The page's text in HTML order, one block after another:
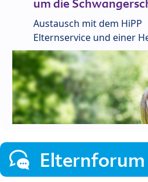
um die
Austausch mit dem HiPP
Elternservice und einer
Elternforum